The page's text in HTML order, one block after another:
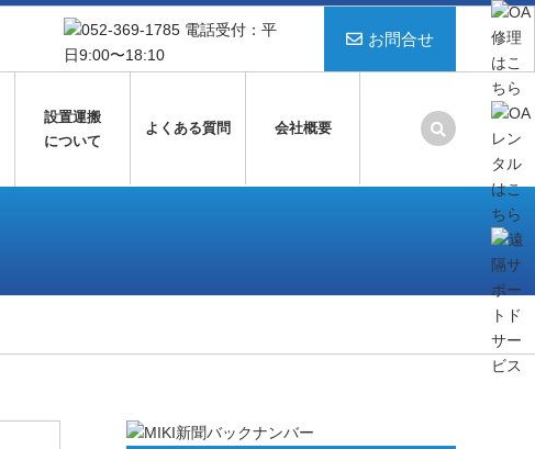
お問合せ
設置運搬
について
よくある質問 会社概要